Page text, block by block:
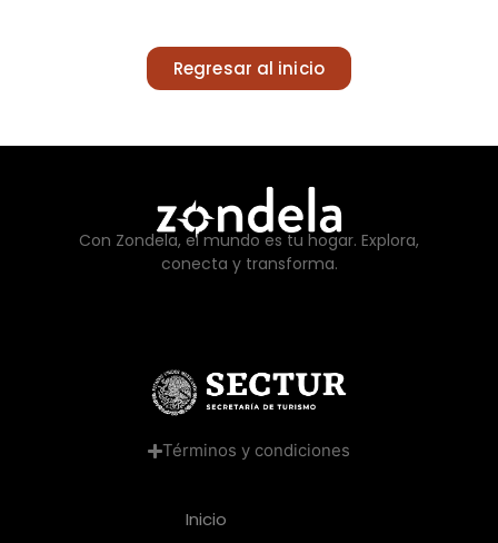
Regresar al inicio
Con Zondela, el mundo es tu hogar. Explora,
conecta y transforma.
Términos y condiciones
Inicio